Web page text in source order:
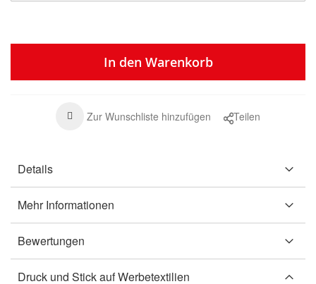
In den Warenkorb
Zur Wunschliste hinzufügen Teilen
Details
Mehr Informationen
Bewertungen
Druck und Stick auf Werbetextilien